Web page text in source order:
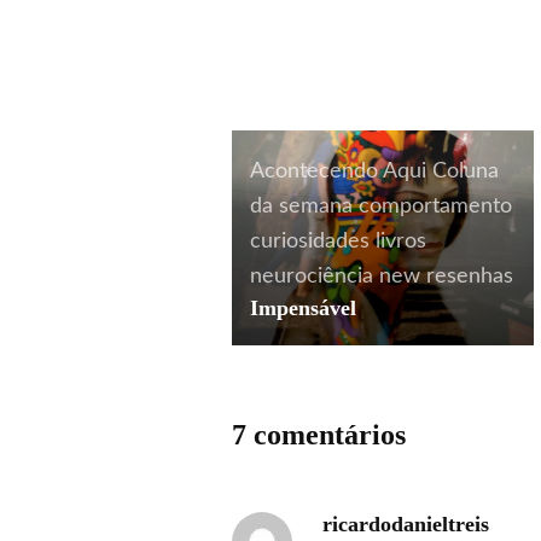
Acontecendo Aqui Coluna
da semana comportamento
curiosidades livros
neurociência new resenhas
Impensável
7 comentários
ricardodanieltreis